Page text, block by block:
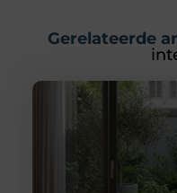
Gerelateerde